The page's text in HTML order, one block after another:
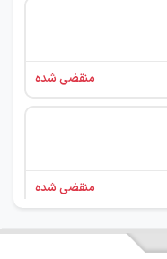
منقضی شده
منقضی شده